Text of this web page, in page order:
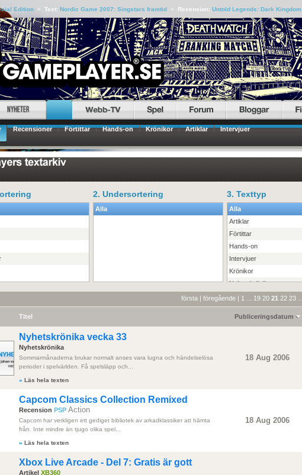
Edition+ Text: Nordic Game 2007: Singstars framtid+ Recension: Untold Legends: Dark Kingdom
Recensioner Förtittar Hands-on Krönikor Artiklar Intervjuer
2. Undersortering
Alla
3. Texttyp
Alla
Artiklar
Förtittar
Hands-on
Intervjuer
Krönikor
Nyhetskrönikor
Pressmeddelanden
Recensioner
första | föregående | 1 19 20 21 22 23
Titel Publiceringsdatum
Nyhetskrönika vecka 33
Nyhetskrönika
Sommarmånaderna brukar normalt anses vara lugna och händelselösa
perioder i spelvärlden. Få spelsläpp och...
» Läs hela texten
18 Aug 2006
Capcom Classics Collection Remixed
Recension PSP Action
Capcom har verkligen ett gediget bibliotek av arkadklassiker att hämta
från. Inte mindre än tjugo olika spel...
» Läs hela texten
18 Aug 2006
Xbox Live Arcade - Del 7: Gratis är gott
Artikel XB360